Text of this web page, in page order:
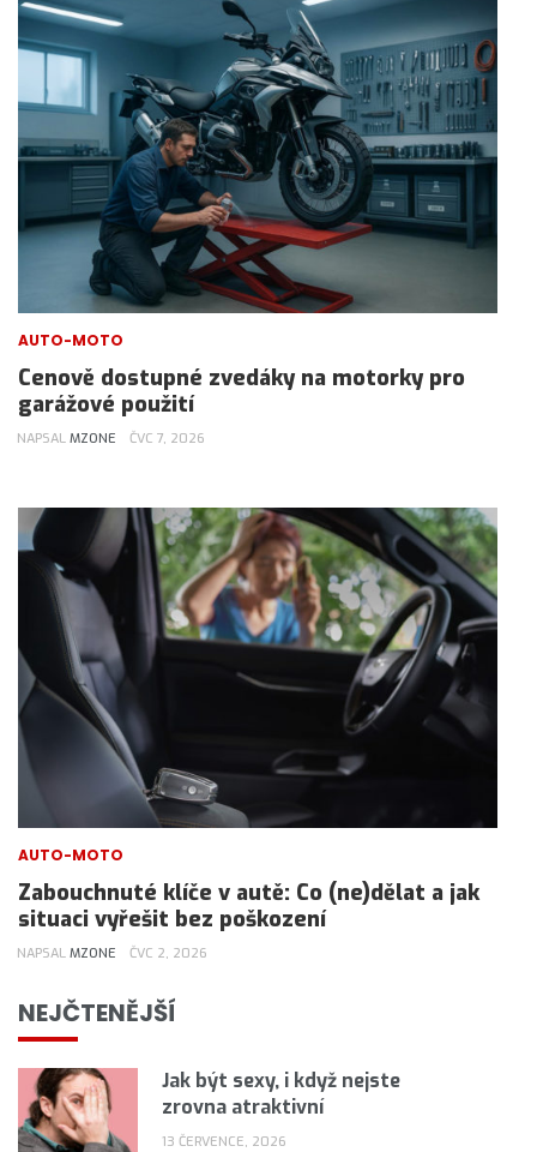
AUTO-MOTO
Cenově dostupné zvedáky na motorky pro
garážové použití
NAPSAL MZONE ČVC 7, 2026
AUTO-MOTO
Zabouchnuté klíče v autě: Co (ne)dělat a jak
situaci vyřešit bez poškození
NAPSAL MZONE ČVC 2, 2026
NEJČTENĚJŠÍ
Jak být sexy, i když nejste
zrovna atraktivní
13 ČERVENCE, 2026